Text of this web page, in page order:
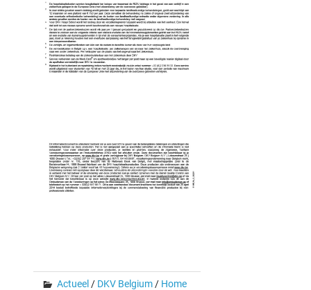
Actueel / DKV Belgium / Home